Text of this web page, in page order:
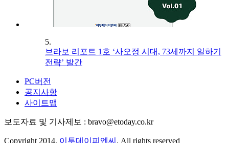
5.
브라보 리포트 1호 ‘사오정 시대, 73세까지 일하기
전략’ 발간
PC버전
공지사항
사이트맵
보도자료 및 기사제보 : bravo@etoday.co.kr
Copyright 2014. 이투데이피엔씨 . All rights reserved